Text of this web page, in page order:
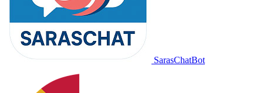
SarasChatBot